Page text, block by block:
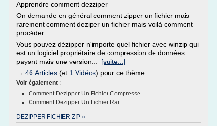
Apprendre comment dezziper
On demande en général comment zipper un fichier mais
rarement comment deziper un fichier mais voilà comment
procéder.
Vous pouvez dézipper n'importe quel fichier avec winzip qui
est un logiciel propriétaire de compression de données
payant mais une version... [suite...]
→ 46 Articles (et 1 Vidéos) pour ce thème
Voir également :
Comment Dezipper Un Fichier Compresse
Comment Dezipper Un Fichier Rar
DEZIPPER FICHIER ZIP »